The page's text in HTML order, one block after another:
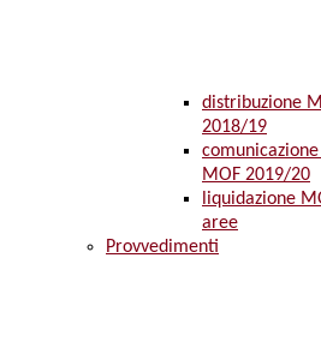
distribuzione
2018/19
MOF 2019/20
liquidazione
aree
Provvedimenti